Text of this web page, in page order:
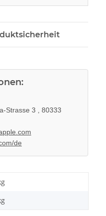
Strasse 3 , 80333
de